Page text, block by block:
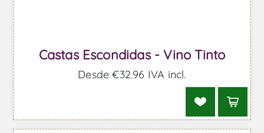
Castas Escondidas - Vino Tinto
Desde €32,96 IVA incl.